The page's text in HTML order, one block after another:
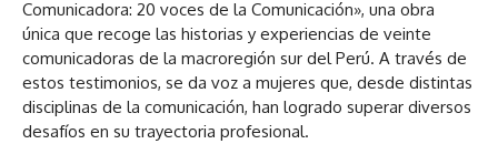
Comunicadora: 20 voces de la Comunicación», una obra
única que recoge las historias y experiencias de veinte
comunicadoras de la macroregión sur del Perú. A través de
estos testimonios, se da voz a mujeres que, desde distintas
disciplinas de la comunicación, han logrado superar diversos
desafíos en su trayectoria profesional.